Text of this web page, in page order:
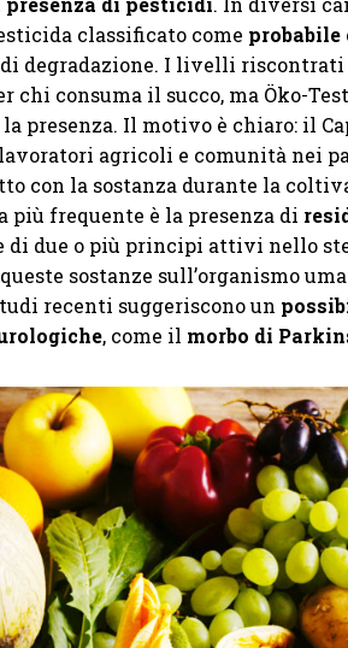
classificato come probabile
degradazione. I livelli
chi consuma il succo, ma Öko-
presenza. Il motivo è chiaro: il
agricoli e comunità nei
con la sostanza durante la
più frequente è la presenza di
di due o più principi attivi nello
sostanze sull’organismo
recenti suggeriscono un
, come il morbo di